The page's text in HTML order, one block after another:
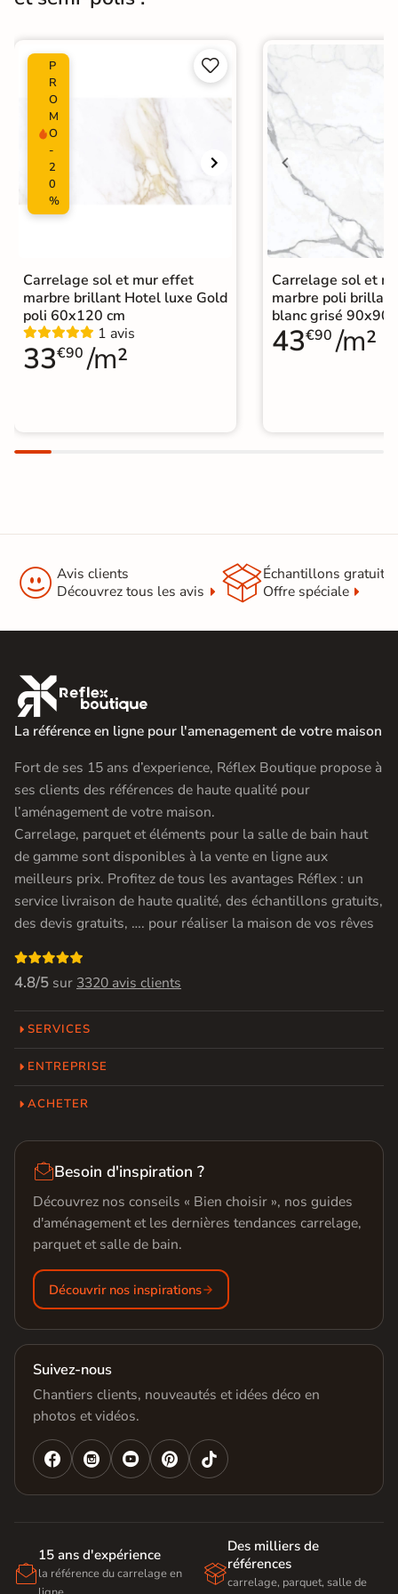
Catégories
Carrelage sol cuisine
Carrelage salon moderne
Carrelage Chambre|Carrelage WC
P
R
O
M
O
-
2
0
%


Carrelage sol et mur effet
marbre brillant Hotel luxe Gold
poli 60x120 cm
1 avis
33€90 /m²
Carrelage sol et
marbre poli
blanc grisé 90x90
43€90 /m²
 Avis clients
Découvrez tous les avis
Échantillons gratuit
Offre spéciale

La référence en ligne pour l'amenagement de votre maison
Fort de ses 15 ans d’experience, Réflex Boutique propose à
ses clients des références de haute qualité pour
l’aménagement de votre maison.
Carrelage, parquet et éléments pour la salle de bain haut
de gamme sont disponibles à la vente en ligne aux
meilleurs prix. Profitez de tous les avantages Réflex : un
service livraison de haute qualité, des échantillons gratuits,
des devis gratuits, …. pour réaliser la maison de vos rêves

4.8/5 sur 3320 avis clients
SERVICES
ENTREPRISE
ACHETER
Besoin d'inspiration ?
Découvrez nos conseils « Bien choisir », nos guides
d'aménagement et les dernières tendances carrelage,
parquet et salle de bain.
Découvrir nos inspirations
Suivez-nous
Chantiers clients, nouveautés et idées déco en
photos et vidéos.
   

15 ans d'expérience
la référence du carrelage en

Des milliers de
références
carrelage, parquet, salle de